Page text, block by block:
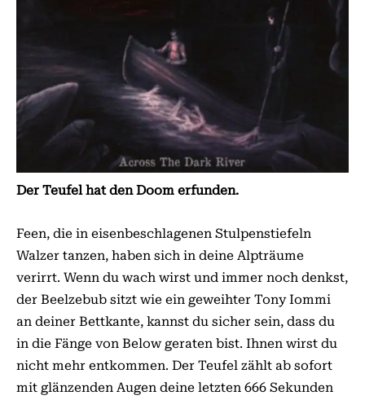
Der Teufel hat den Doom erfunden.
Feen, die in eisenbeschlagenen Stulpenstiefeln
Walzer tanzen, haben sich in deine Alpträume
verirrt. Wenn du wach wirst und immer noch denkst,
der Beelzebub sitzt wie ein geweihter Tony Iommi
an deiner Bettkante, kannst du sicher sein, dass du
in die Fänge von Below geraten bist. Ihnen wirst du
nicht mehr entkommen. Der Teufel zählt ab sofort
mit glänzenden Augen deine letzten 666 Sekunden